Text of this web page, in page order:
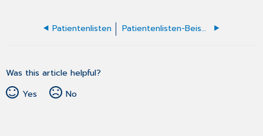
Patientenlisten Patientenlisten-Beispiele
Was this article helpful?
Yes
No